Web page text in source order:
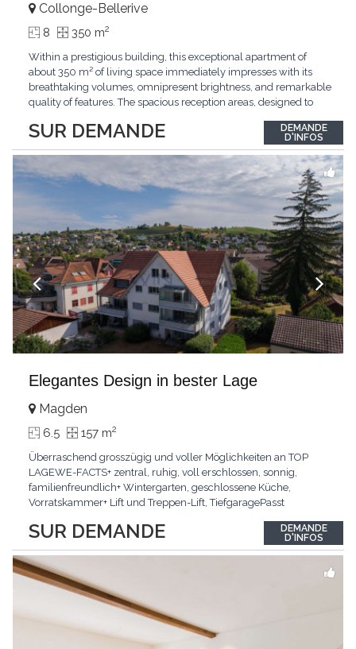
SUR DEMANDE
Collonge-Bellerive
8 350 m2
Within a prestigious building, this exceptional apartment of
about 350 m² of living space immediately impresses with its
breathtaking volumes, omnipresent brightness, and remarkable
quality of features. The spacious reception areas, designed to
outdoor spaces bathed in greenery. The bedrooms also have
direct access to the outdoors, offering...
DEMANDE
D'INFOS
Elegantes Design in bester Lage
SUR DEMANDE
Magden
6.5 157 m2
Überraschend grosszügig und voller Möglichkeiten an TOP
LAGEWE-FACTS+ zentral, ruhig, voll erschlossen, sonnig,
familienfreundlich+ Wintergarten, geschlossene Küche,
Vorratskammer+ Lift und Treppen-Lift, TiefgaragePasst
Wintergarten schaffen ein lichtdurchflutetes
Wunder.Interessiert? JETZT anrufen: +41 76 507 21 32
DEMANDE
D'INFOS